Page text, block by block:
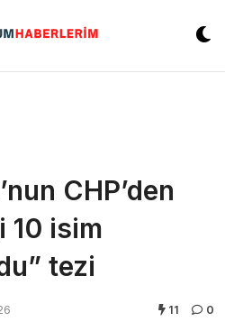
CHP’den
10 isim
tezi
11 0